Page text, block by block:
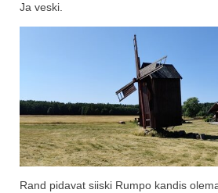
Ja veski.
Rand pidavat siiski Rumpo kandis